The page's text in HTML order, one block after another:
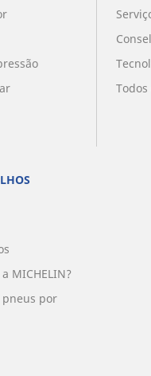
MICHELIN?
pneus por